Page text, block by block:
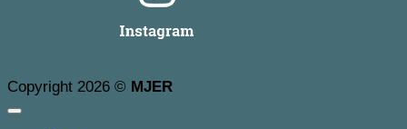
Copyright 2026 © MJER